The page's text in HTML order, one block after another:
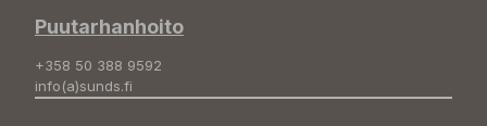
Puutarhanhoito
+358 50 388 9592
info(a)sunds.fi